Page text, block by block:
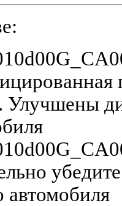
Улучшены
автомобиля